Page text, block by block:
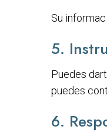
Su
5.
Puedes
puedes
6.